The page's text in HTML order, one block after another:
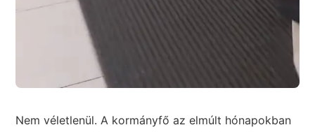
Nem véletlenül. A kormányfő az elmúlt hónapokban